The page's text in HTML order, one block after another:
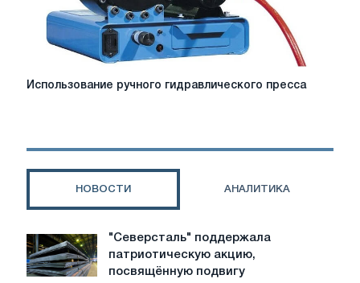
Екатеринбург»
Использование
Использование ручного гидравлического пресса
НОВОСТИ АНАЛИТИКА
"Северсталь"
поддержала
патриотическую
"Северсталь" поддержала
патриотическую акцию,
посвящённую подвигу